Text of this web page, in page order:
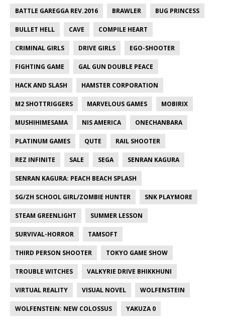
BATTLE GAREGGA REV.2016 BRAWLER BUG PRINCESS
BULLET HELL CAVE COMPILE HEART
CRIMINAL GIRLS DRIVE GIRLS EGO-SHOOTER
FIGHTING GAME GAL GUN DOUBLE PEACE
HACK AND SLASH HAMSTER CORPORATION
M2 SHOTTRIGGERS MARVELOUS GAMES MOBIRIX
MUSHIHIMESAMA NIS AMERICA ONECHANBARA
PLATINUM GAMES QUTE RAIL SHOOTER
REZ INFINITE SALE SEGA SENRAN KAGURA
SENRAN KAGURA: PEACH BEACH SPLASH
SG/ZH SCHOOL GIRL/ZOMBIE HUNTER SNK PLAYMORE
STEAM GREENLIGHT SUMMER LESSON
SURVIVAL-HORROR TAMSOFT
THIRD PERSON SHOOTER TOKYO GAME SHOW
TROUBLE WITCHES VALKYRIE DRIVE BHIKKHUNI
VIRTUAL REALITY VISUAL NOVEL WOLFENSTEIN
WOLFENSTEIN: NEW COLOSSUS YAKUZA 0